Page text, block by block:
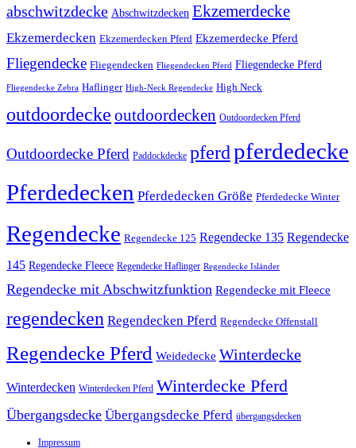
abschwitzdecke Abschwitzdecken Ekzemerdecke
Ekzemerdecken Ekzemerdecken Pferd Ekzemerdecke Pferd
Fliegendecke Fliegendecken Fliegendecken Pferd Fliegendecke Pferd
Fliegendecke Zebra Haflinger High-Neck Regendecke High Neck
outdoordecke outdoordecken Outdoordecken Pferd
Outdoordecke Pferd Paddockdecke pferdpferdedecke
Pferdedecken Pferdedecken Größe Pferdedecke Winter
Regendecke Regendecke 125 Regendecke 135 Regendecke
145 Regendecke Fleece Regendecke Haflinger Regendecke Isländer
Regendecke mit Abschwitzfunktion Regendecke mit Fleece
regendecken Regendecken Pferd Regendecke Offenstall
Regendecke Pferd Weidedecke Winterdecke
Winterdecken Winterdecken Pferd Winterdecke Pferd
Übergangsdecke Übergangsdecke Pferd übergangsdecken
Impressum